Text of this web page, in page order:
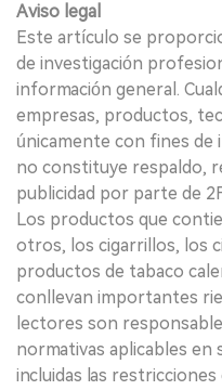
Aviso legal
Este artículo se
de investigación
información general.
empresas, productos,
únicamente con fines de
no constituye respaldo,
publicidad por parte de
Los productos que
otros, los cigarrillos, los
productos de tabaco
conllevan importantes
lectores son
normativas aplicables en
incluidas las restricciones